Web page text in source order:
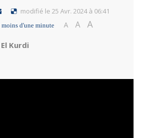
modifié le 25 Avr. 2024 à 06:41
moins d'une minute A A A
Kurdi